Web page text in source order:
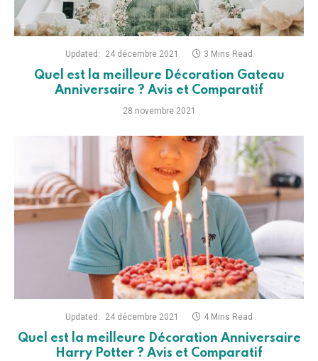
Updated: 24 décembre 2021 3 Mins Read
Quel est la meilleure Décoration Gateau
Anniversaire ? Avis et Comparatif
28 novembre 2021
Updated: 24 décembre 2021 4 Mins Read
Quel est la meilleure Décoration Anniversaire
Harry Potter ? Avis et Comparatif